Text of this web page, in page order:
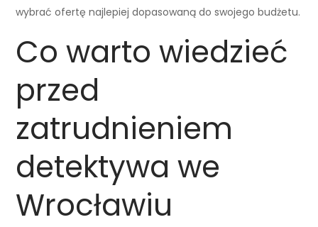
wybrać ofertę najlepiej dopasowaną do swojego budżetu.
Co warto wiedzieć
przed
zatrudnieniem
detektywa we
Wrocławiu